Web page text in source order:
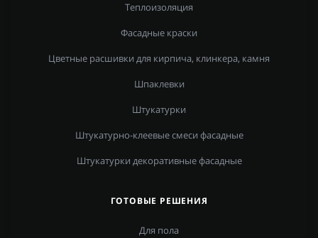
Теплоизоляция
Фасадные краски
Цветные расшивки для кирпича, клинкера, камня
Шпаклевки
Штукатурки
Штукатурно-клеевые смеси фасадные
Штукатурки декоративные фасадные
ГОТОВЫЕ РЕШЕНИЯ
Для пола